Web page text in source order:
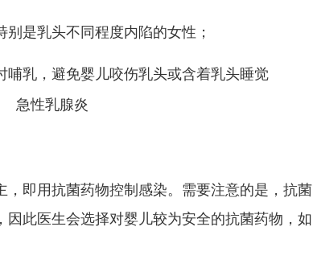
是乳头不同程度内陷的女性；
乳，避免婴儿咬伤乳头或含着乳头睡觉
即用抗菌药物控制感染。需要注意的是，抗菌
此医生会选择对婴儿较为安全的抗菌药物，如